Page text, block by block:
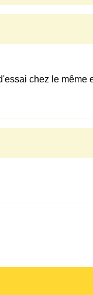
chez le même